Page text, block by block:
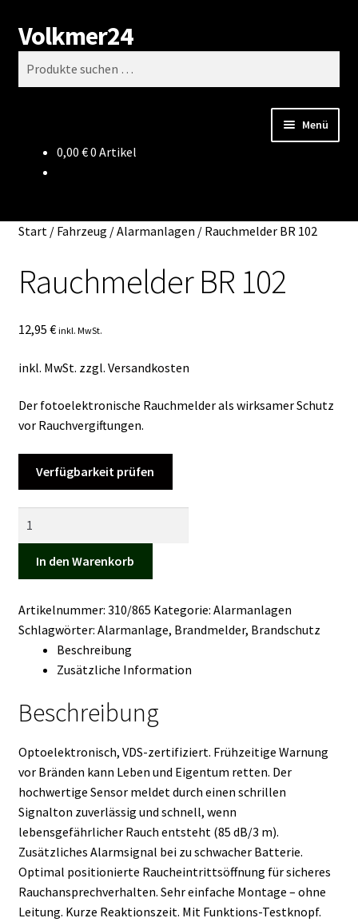
Zur
Navigation
springen
Zum
Inhalt
springen
Volkmer24
Suchen
Menü
Datenschutz
Impressum
Kasse
Mein Konto
Warenkorb
0,00 €0 Artikel
Start/ Fahrzeug /Alarmanlagen / Rauchmelder BR 102
Rauchmelder BR 102
12,95 € inkl. MwSt.
inkl. MwSt. zzgl. Versandkosten
Der fotoelektronische Rauchmelder als wirksamer Schutz
vor Rauchvergiftungen.
Verfügbarkeit prüfen
Menge
In den Warenkorb
Artikelnummer: 310/865 Kategorie: Alarmanlagen
Schlagwörter: Alarmanlage, Brandmelder, Brandschutz
Beschreibung
Zusätzliche Information
Beschreibung
Optoelektronisch, VDS-zertifiziert. Frühzeitige Warnung
vor Bränden kann Leben und Eigentum retten. Der
hochwertige Sensor meldet durch einen schrillen
Signalton zuverlässig und schnell, wenn
lebensgefährlicher Rauch entsteht (85 dB/3 m).
Zusätzliches Alarmsignal bei zu schwacher Batterie.
Optimal positionierte Raucheintrittsöffnung für sicheres
Rauchansprechverhalten. Sehr einfache Montage – ohne
Leitung. Kurze Reaktionszeit. Mit Funktions-Testknopf.